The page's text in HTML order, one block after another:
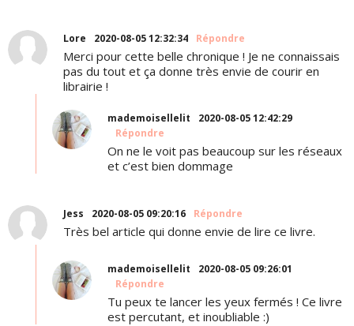
Lore 2020-08-05 12:32:34 Répondre
Merci pour cette belle chronique ! Je ne connaissais
pas du tout et ça donne très envie de courir en
librairie !
mademoisellelit
2020-08-05 12:42:29
Répondre
On ne le voit pas beaucoup sur les réseaux
et c’est bien dommage
Jess 2020-08-05 09:20:16 Répondre
Très bel article qui donne envie de lire ce livre.
mademoisellelit
2020-08-05 09:26:01
Répondre
Tu peux te lancer les yeux fermés ! Ce livre
est percutant, et inoubliable :)